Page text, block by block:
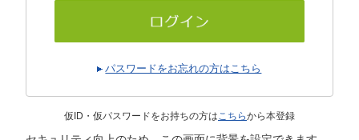
パスワードをお忘れの方はこちら
仮ID・仮パスワードをお持ちの方はこちらから本登録